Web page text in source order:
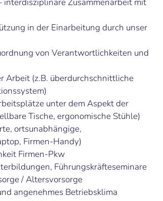
Zusammenarbeit mit
in der Einarbeitung durch unser
von Verantwortlichkeiten und
Arbeit (z.B. überdurchschnittliche
unter dem Aspekt der
Tische, ergonomische Stühle)
ortsunabhängige,
Firmen-Handy)
Firmen-Pkw
Führungskräfteseminare
/ Altersvorsorge
angenehmes Betriebsklima